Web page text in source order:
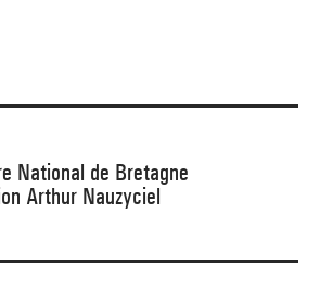
National de Bretagne
Arthur Nauzyciel